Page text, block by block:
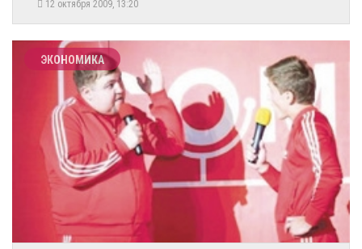
12 октября 2009, 13:20
ЭКОНОМИКА